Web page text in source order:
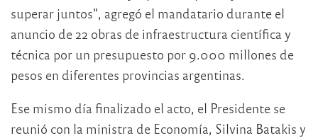
superar juntos”, agregó el mandatario durante el
anuncio de 22 obras de infraestructura científica y
técnica por un presupuesto por 9.000 millones de
pesos en diferentes provincias argentinas.
Ese mismo día finalizado el acto, el Presidente se
reunió con la ministra de Economía, Silvina Batakis y